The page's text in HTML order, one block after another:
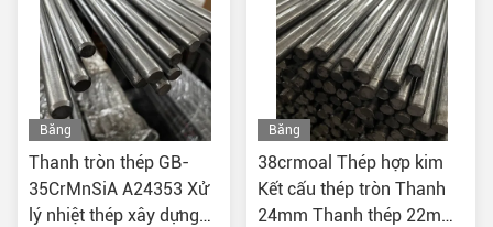
Băng
hình
Thanh tròn thép GB-
35CrMnSiA A24353 Xử
lý nhiệt thép xây dựng
Băng
hình
38crmoal Thép hợp kim
Kết cấu thép tròn Thanh
24mm Thanh thép 22mm